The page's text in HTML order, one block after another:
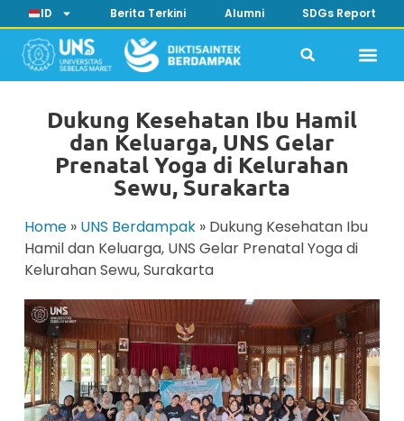
ID Berita Terkini Alumni SDGs Report
Dukung Kesehatan Ibu Hamil
dan Keluarga, UNS Gelar
Prenatal Yoga di Kelurahan
Sewu, Surakarta
Home » UNS Berdampak » Dukung Kesehatan Ibu
Hamil dan Keluarga, UNS Gelar Prenatal Yoga di
Kelurahan Sewu, Surakarta